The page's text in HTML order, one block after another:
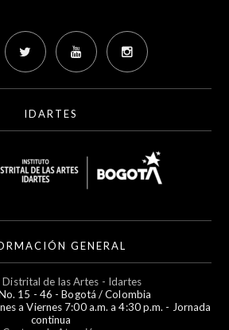
IDARTES
GENERAL
de las Artes - Idartes
15 - 46 - Bogotá / Colombia
a Viernes 7:00 a.m. a 4:30 p.m. - Jornada
continua